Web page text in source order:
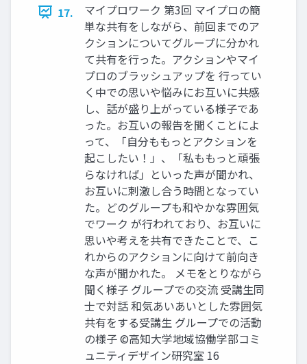
17.
マイプロワーク 第3回 マイプロの簡
単な共有をしながら、前回までのア
クションについてグループに分かれ
て共有を行った。アクションやマイ
プロのブラッシュアップを 行ってい
く中での思いや悩みにお互いに共感
し、話が盛り上がっている様子であ
った。お互いの報告を聞くことによ
って、「自分ももっとアクションを
起こしたい！」、「私ももっと頑張
らなければ」といった声が聞かれ、
お互いに刺激し合う時間となってい
た。どのグループも和やかな雰囲気
でワーク が行われており、お互いに
思いや考えを共有できたことで、こ
れからのアクションに向けて前向き
な声が聞かれた。 メモをとりながら
聞く様子 グループでの交流 受講生同
士で対話 和気あいあいとした雰囲気
共有をする受講生 グループでの活動
の様子 ©高知大学地域協働学部コミ
ュニティデザイン研究室 16